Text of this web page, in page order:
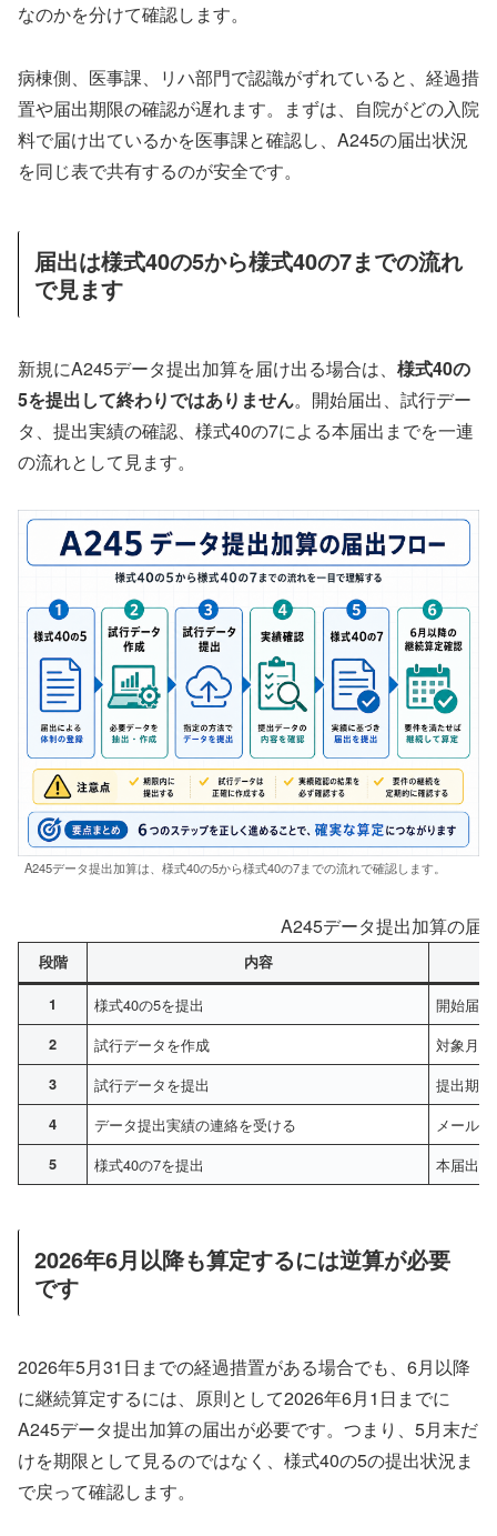
なのかを分けて確認します。
病棟側、医事課、リハ部門で認識がずれていると、経過措
置や届出期限の確認が遅れます。まずは、自院がどの入院
料で届け出ているかを医事課と確認し、A245の届出状況
を同じ表で共有するのが安全です。
届出は様式40の5から様式40の7までの流れ
で見ます
新規にA245データ提出加算を届け出る場合は、 様式40の
5を提出して終わりではありません。開始届出、試行デー
タ、提出実績の確認、様式40の7による本届出までを一連
の流れとして見ます。
A245データ提出加算は、様式40の5から様式40の7までの流れで確認します。
A245データ提出加算の届
段階 内容
1 様式40の5を提出 開始届
2 試行データを作成 対象月
3 試行データを提出 提出期
4 データ提出実績の連絡を受ける メール
5 様式40の7を提出 本届出
2026年6月以降も算定するには逆算が必要
です
2026年5月31日までの経過措置がある場合でも、6月以降
に継続算定するには、原則として2026年6月1日までに
A245データ提出加算の届出が必要です。つまり、5月末だ
けを期限として見るのではなく、様式40の5の提出状況ま
で戻って確認します。